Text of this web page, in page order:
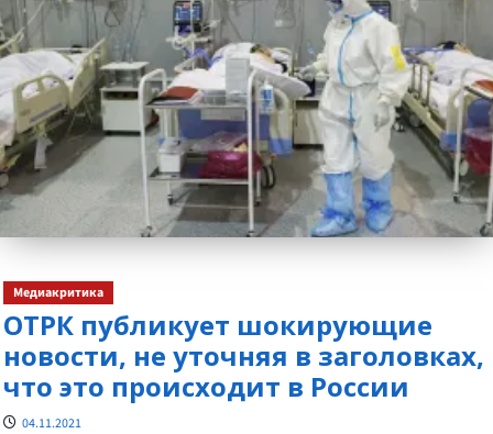
Медиакритика
ОТРК публикует шокирующие
новости, не уточняя в заголовках,
что это происходит в России
04.11.2021